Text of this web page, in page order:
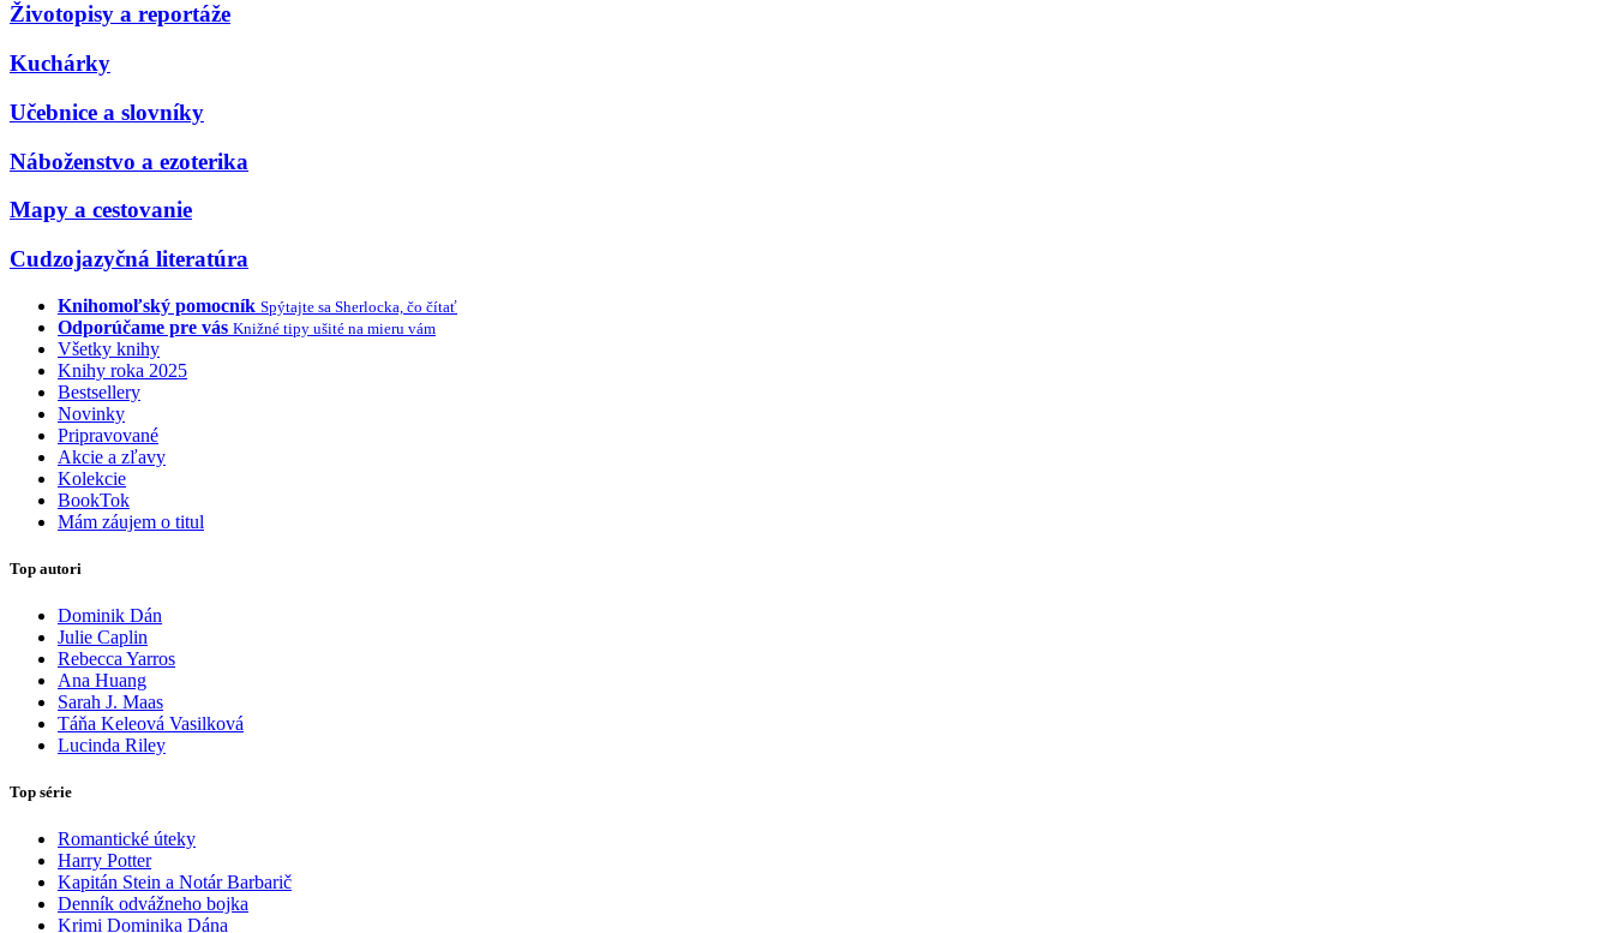
Životopisy a reportáže
Kuchárky
Učebnice a slovníky
Náboženstvo a ezoterika
Mapy a cestovanie
Cudzojazyčná literatúra
Knihomoľský pomocník Spýtajte sa Sherlocka, čo čítať
Odporúčame pre vás Knižné tipy ušité na mieru vám
Všetky knihy
Knihy roka 2025
Bestsellery
Novinky
Pripravované
Akcie a zľavy
Kolekcie
BookTok
Mám záujem o titul
Top autori
Dominik Dán
Julie Caplin
Rebecca Yarros
Ana Huang
Sarah J. Maas
Táňa Keleová Vasilková
Lucinda Riley
Top série
Romantické úteky
Harry Potter
Kapitán Stein a Notár Barbarič
Denník odvážneho bojka
Krimi Dominika Dána